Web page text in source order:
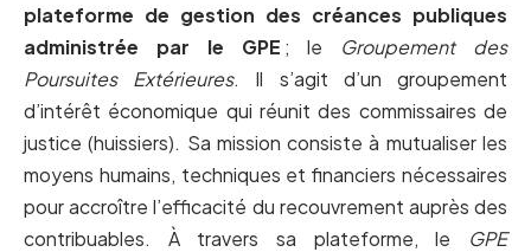
plateforme de gestion des créances publiques
administrée par le
GPE ; le Groupement des
Poursuites Extérieures. Il s’agit d’un groupement
d’intérêt économique qui réunit des commissaires de
justice (huissiers). Sa mission consiste à mutualiser les
moyens humains, techniques et financiers nécessaires
pour accroître l’efficacité du recouvrement auprès des
contribuables. À travers sa plateforme, le GPE